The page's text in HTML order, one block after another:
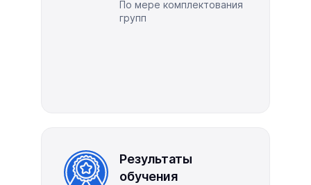
​По мере комплектования
групп
Результаты
обучения